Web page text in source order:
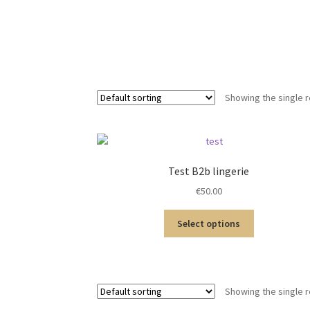
Showing the single
Test B2b lingerie
€50.00
Select options
Showing the single